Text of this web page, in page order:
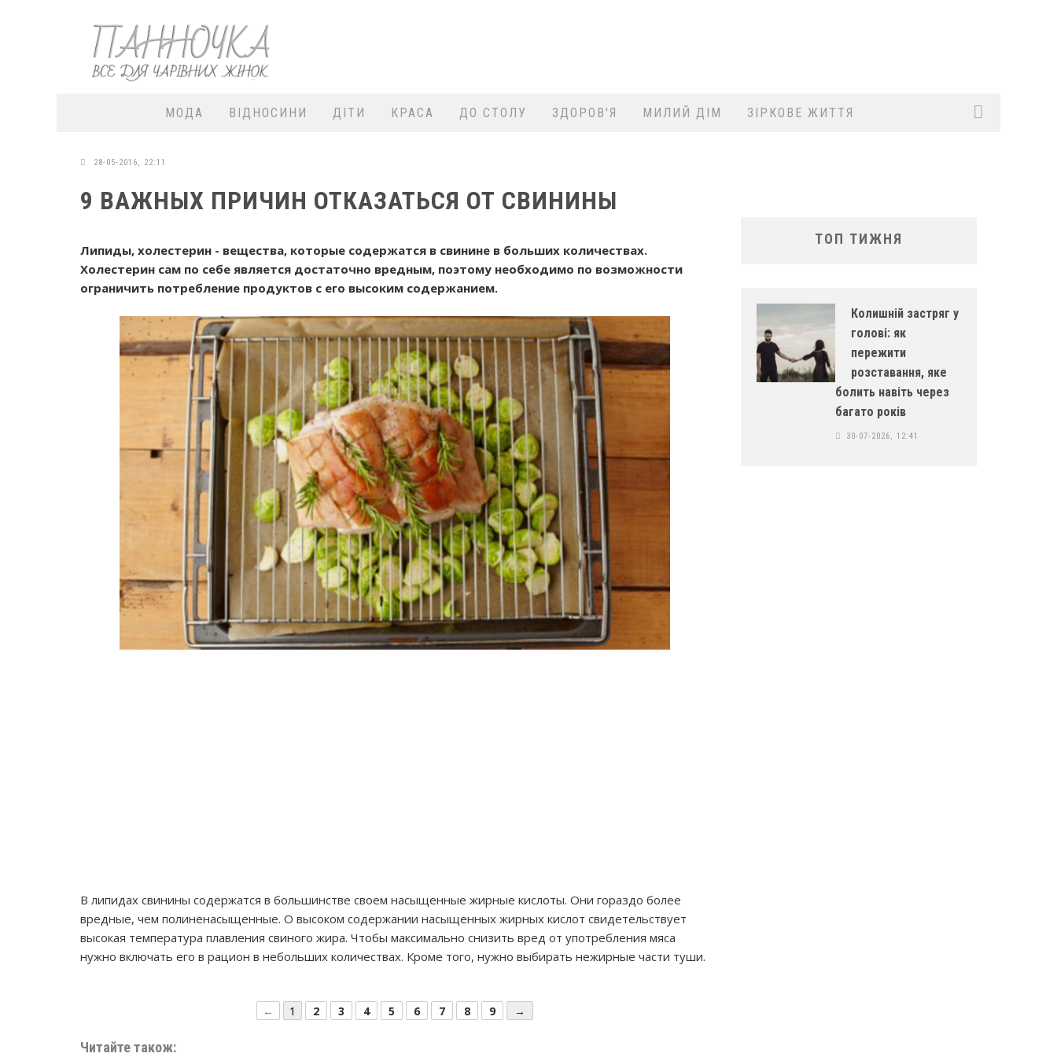
МОДА ВІДНОСИНИ ДІТИ КРАСА ДО СТОЛУ ЗДОРОВ'Я МИЛИЙ ДІМ ЗІРКОВЕ ЖИТТЯ
28-05-2016, 22:11
9 ВАЖНЫХ ПРИЧИН ОТКАЗАТЬСЯ ОТ СВИНИНЫ
Липиды, холестерин - вещества, которые содержатся в свинине в больших количествах.
Холестерин сам по себе является достаточно вредным, поэтому необходимо по возможности
ограничить потребление продуктов с его высоким содержанием.
В липидах свинины содержатся в большинстве своем насыщенные жирные кислоты. Они гораздо более
вредные, чем полиненасыщенные. О высоком содержании насыщенных жирных кислот свидетельствует
высокая температура плавления свиного жира. Чтобы максимально снизить вред от употребления мяса
нужно включать его в рацион в небольших количествах. Кроме того, нужно выбирать нежирные части туши.
← 1 2 3 4 5 6 7 8 9 →
Читайте також:
ТОП ТИЖНЯ
Колишній застряг у
голові: як
пережити
розставання, яке
болить навіть через
багато років
30-07-2026, 12:41